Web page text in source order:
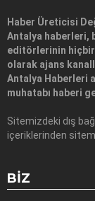
Haber Üreticisi
Antalya haberleri,
editörlerinin
olarak ajans
Antalya Haberleri
muhatabı haberi
Sitemizdeki dış
içeriklerinden
BIZ